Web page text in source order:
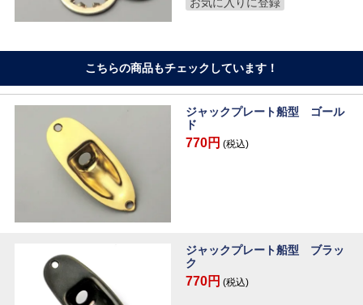
こちらの商品もチェックしています！
ジャックプレート船型 ゴール
ド
770円 (税込)
ジャックプレート船型 ブラッ
ク
770円 (税込)